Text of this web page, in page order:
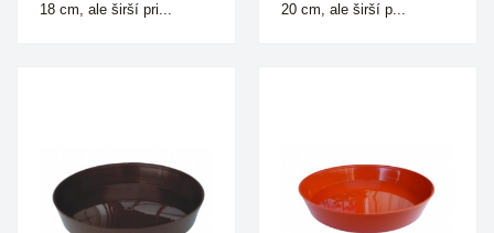
18 cm, ale širší pri...
20 cm, ale širší p...